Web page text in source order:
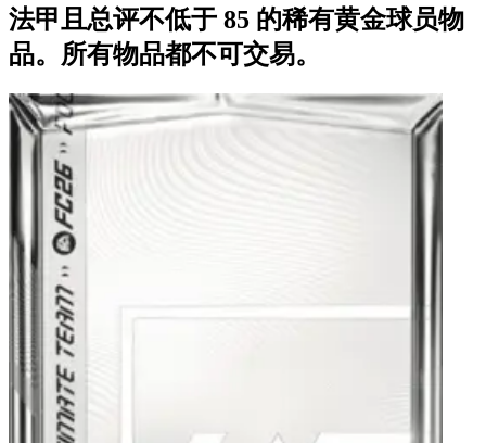
法甲且总评不低于 85 的稀有黄金球员物
品。所有物品都不可交易。